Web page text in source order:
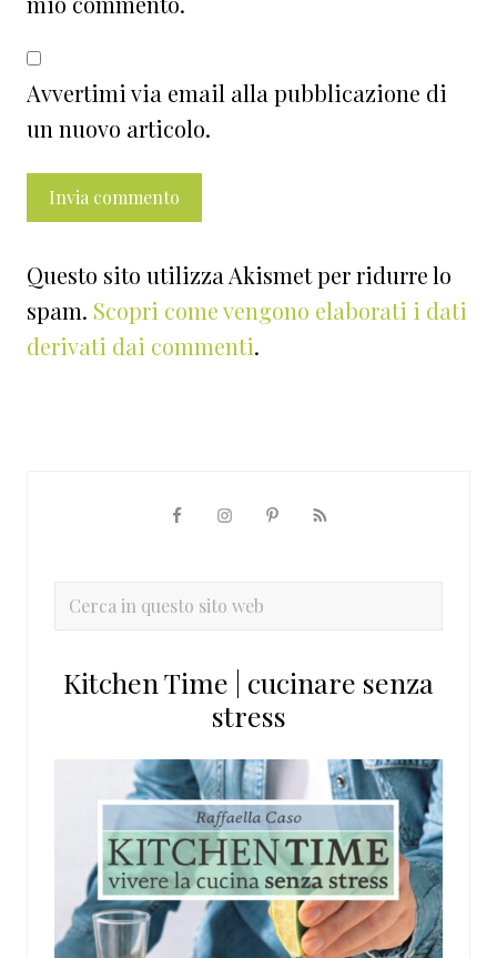
Avvertimi via email alla pubblicazione di
un nuovo articolo.
Questo sito utilizza Akismet per ridurre lo
spam. Scopri come vengono elaborati i dati
derivati dai commenti.
primaria
Cerca
sito
Kitchen Time | cucinare senza
stress